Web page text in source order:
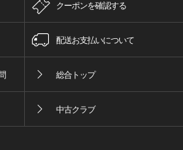
クーポンを確認する
配送お支払いについて
総合トップ
中古クラブ